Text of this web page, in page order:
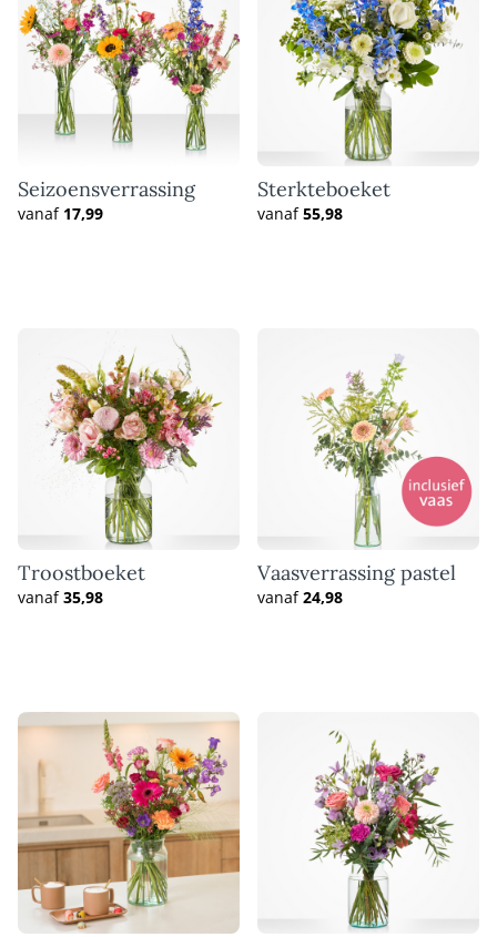
Seizoensverrassing
vanaf 17,99
Sterkteboeket
vanaf55,98
Troostboeket
vanaf35,98
Vaasverrassing pastel
vanaf24,98